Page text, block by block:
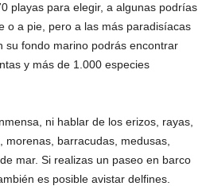
playas para elegir, a algunas podrías
o a pie, pero a las más paradisíacas
su fondo marino podrás encontrar
y más de 1.000 especies
ni hablar de los erizos, rayas,
morenas, barracudas, medusas,
mar. Si realizas un paseo en barco
es posible avistar delfines.